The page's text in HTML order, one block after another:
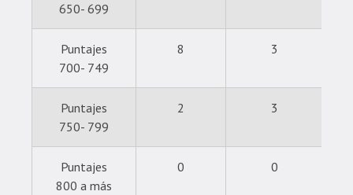
650- 699
Puntajes
700- 749
8 3
Puntajes
750- 799
2 3
Puntajes
800 a más
0 0